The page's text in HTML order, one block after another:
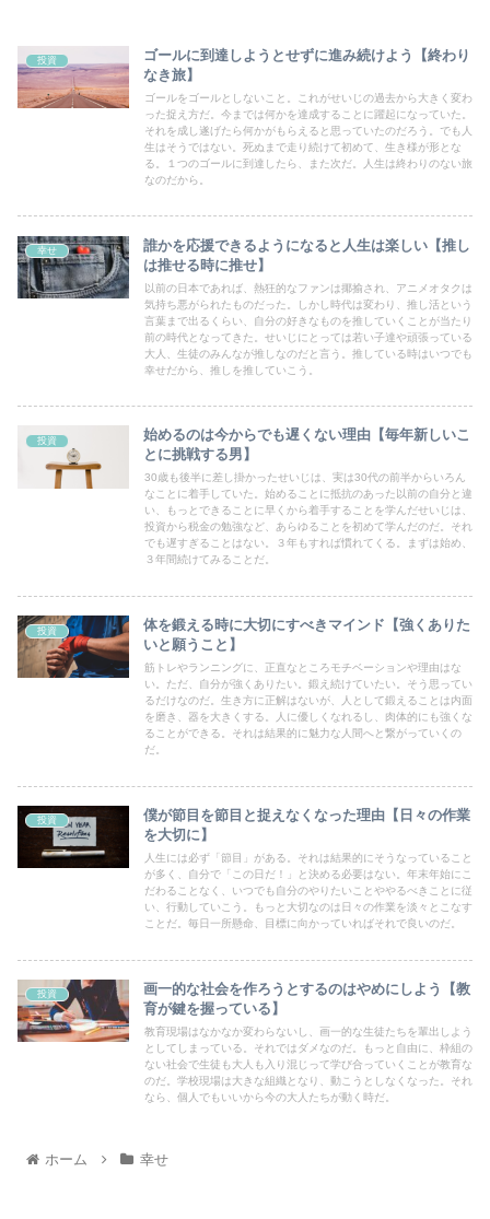
投資
ゴールに到達しようとせずに進み続けよう【終わり
なき旅】
ゴールをゴールとしないこと。これがせいじの過去から大きく変わ
った捉え方だ。今までは何かを達成することに躍起になっていた。
それを成し遂げたら何かがもらえると思っていたのだろう。でも人
生はそうではない。死ぬまで走り続けて初めて、生き様が形とな
る。１つのゴールに到達したら、また次だ。人生は終わりのない旅
なのだから。
幸せ
誰かを応援できるようになると人生は楽しい【推し
は推せる時に推せ】
以前の日本であれば、熱狂的なファンは揶揄され、アニメオタクは
気持ち悪がられたものだった。しかし時代は変わり、推し活という
言葉まで出るくらい、自分の好きなものを推していくことが当たり
前の時代となってきた。せいじにとっては若い子達や頑張っている
大人、生徒のみんなが推しなのだと言う。推している時はいつでも
幸せだから、推しを推していこう。
投資
始めるのは今からでも遅くない理由【毎年新しいこ
とに挑戦する男】
30歳も後半に差し掛かったせいじは、実は30代の前半からいろん
なことに着手していた。始めることに抵抗のあった以前の自分と違
い、もっとできることに早くから着手することを学んだせいじは、
投資から税金の勉強など、あらゆることを初めて学んだのだ。それ
でも遅すぎることはない。３年もすれば慣れてくる。まずは始め、
３年間続けてみることだ。
投資
体を鍛える時に大切にすべきマインド【強くありた
いと願うこと】
筋トレやランニングに、正直なところモチベーションや理由はな
い。ただ、自分が強くありたい。鍛え続けていたい。そう思ってい
るだけなのだ。生き方に正解はないが、人として鍛えることは内面
を磨き、器を大きくする。人に優しくなれるし、肉体的にも強くな
ることができる。それは結果的に魅力な人間へと繋がっていくの
だ。
投資
僕が節目を節目と捉えなくなった理由【日々の作業
を大切に】
人生には必ず「節目」がある。それは結果的にそうなっていること
が多く、自分で「この日だ！」と決める必要はない。年末年始にこ
だわることなく、いつでも自分のやりたいことややるべきことに従
い、行動していこう。もっと大切なのは日々の作業を淡々とこなす
ことだ。毎日一所懸命、目標に向かっていればそれで良いのだ。
投資
画一的な社会を作ろうとするのはやめにしよう【教
育が鍵を握っている】
教育現場はなかなか変わらないし、画一的な生徒たちを輩出しよう
としてしまっている。それではダメなのだ。もっと自由に、枠組の
ない社会で生徒も大人も入り混じって学び合っていくことが教育な
のだ。学校現場は大きな組織となり、動こうとしなくなった。それ
なら、個人でもいいから今の大人たちが動く時だ。
ホーム 幸せ